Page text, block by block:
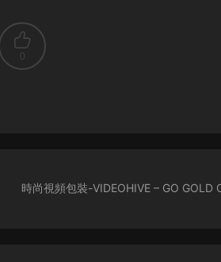
0
時尚視頻包裝-VIDEOHIVE – GO GOLD